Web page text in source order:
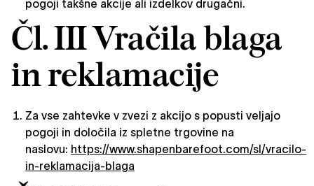
pogoji takšne akcije ali izdelkov drugačni.
Čl. III Vračila blaga
in reklamacije
Za vse zahtevke v zvezi z akcijo s popusti veljajo
pogoji in določila iz spletne trgovine na
naslovu: https://www.shapenbarefoot.com/sl/vracilo-
in-reklamacija-blaga